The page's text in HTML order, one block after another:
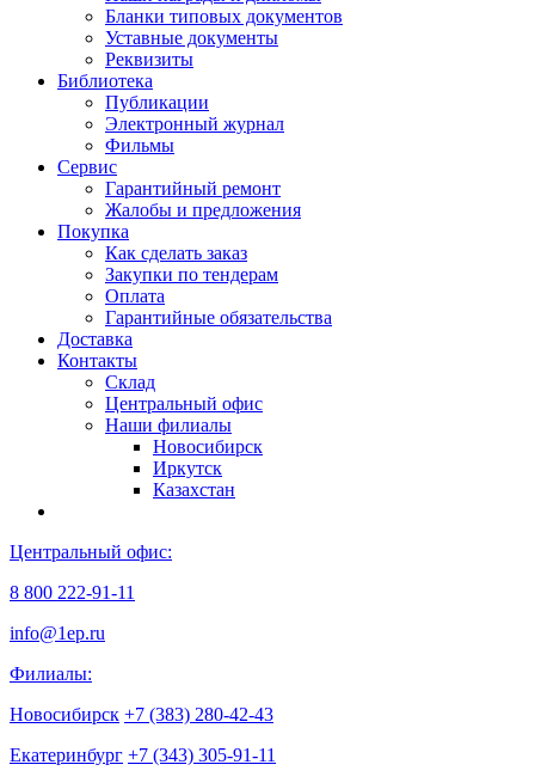
Бланки типовых документов
Уставные документы
Реквизиты
Библиотека
Публикации
Электронный журнал
Фильмы
Сервис
Гарантийный ремонт
Жалобы и предложения
Покупка
Как сделать заказ
Закупки по тендерам
Оплата
Гарантийные обязательства
Доставка
Контакты
Склад
Центральный офис
Наши филиалы
Новосибирск
Иркутск
Казахстан
Центральный офис:
8 800 222-91-11
info@1ep.ru
Филиалы:
Новосибирск +7 (383) 280-42-43
Екатеринбург +7 (343) 305-91-11